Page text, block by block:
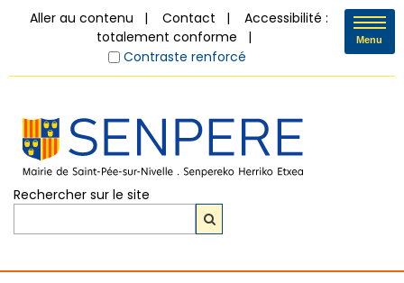
Aller au contenu Contact
Accessibilité :
totalement conforme
Contraste renforcé
Rechercher sur le site
Menu